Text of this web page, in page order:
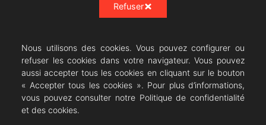
Évènements Presse
Contact
Mentions Légales
Résonances Lyriques - 07/23 -
Nous utilisons des cookies. Vous pouvez configurer ou
refuser les cookies dans votre navigateur. Vous pouvez
aussi accepter tous les cookies en cliquant sur le bouton
« Accepter tous les cookies ». Pour plus d’informations,
vous pouvez consulter notre Politique de confidentialité
et des cookies.
Refuser